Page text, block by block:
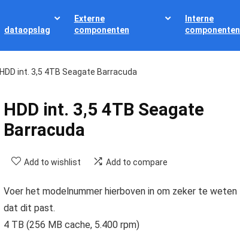
dataopslag
Externe
componenten
Interne
componenten
HDD int. 3,5 4TB Seagate Barracuda
HDD int. 3,5 4TB Seagate
Barracuda
Add to wishlist Add to compare
Voer het modelnummer hierboven in om zeker te weten
dat dit past.
4 TB (256 MB cache, 5.400 rpm)